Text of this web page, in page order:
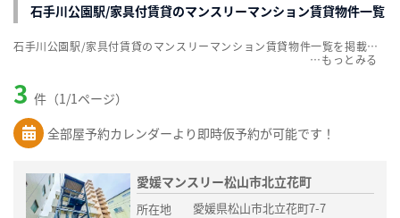
石手川公園駅/家具付賃貸のマンスリーマンション賃貸物件一覧
3 件（1/1ページ）
全部屋予約カレンダーより即時仮予約が可能です！
愛媛マンスリー松山市北立花町
所在地
愛媛県松山市北立花町7-7
石手川公園駅/家具付賃貸のマンスリーマンション賃貸物件一覧を掲載中。敷金・礼金無料、家具・家電付をご紹介。こだわり条件での絞込みも簡単！
…